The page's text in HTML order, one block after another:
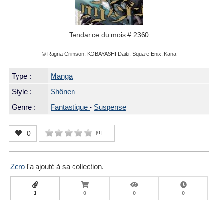
Tendance du mois # 2360
© Ragna Crimson, KOBAYASHI Daiki, Square Enix, Kana
Type :
Manga
Style :
Shônen
Genre :
Fantastique - Suspense
0 [0]
Zero l'a ajouté à sa collection.
1 0 0 0